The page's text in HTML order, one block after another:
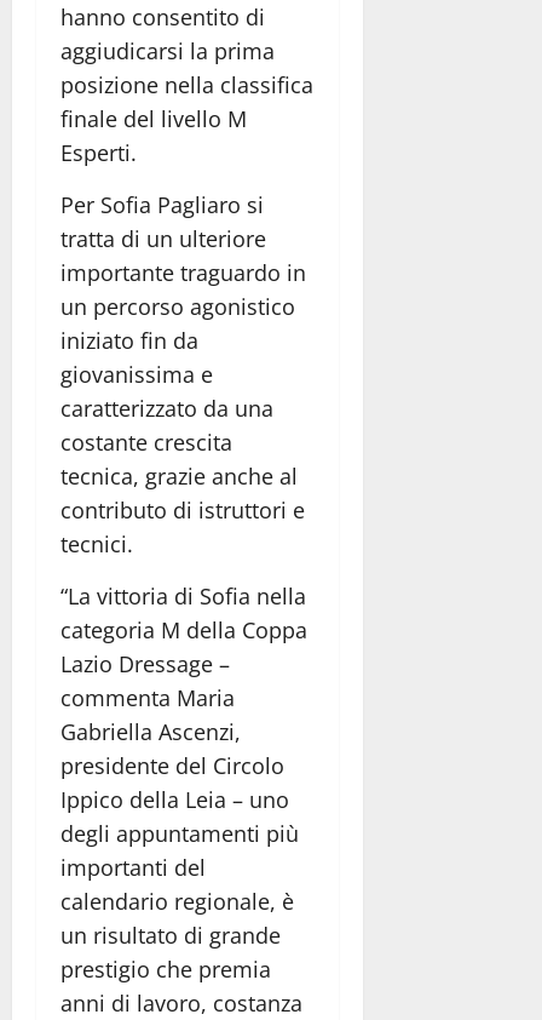
hanno consentito di
aggiudicarsi la prima
posizione nella classifica
finale del livello M
Esperti.
Per Sofia Pagliaro si
tratta di un ulteriore
importante traguardo in
un percorso agonistico
iniziato fin da
giovanissima e
caratterizzato da una
costante crescita
tecnica, grazie anche al
contributo di istruttori e
tecnici.
“La vittoria di Sofia nella
categoria M della Coppa
Lazio Dressage –
commenta Maria
Gabriella Ascenzi,
presidente del Circolo
Ippico della Leia – uno
degli appuntamenti più
importanti del
calendario regionale, è
un risultato di grande
prestigio che premia
anni di lavoro, costanza